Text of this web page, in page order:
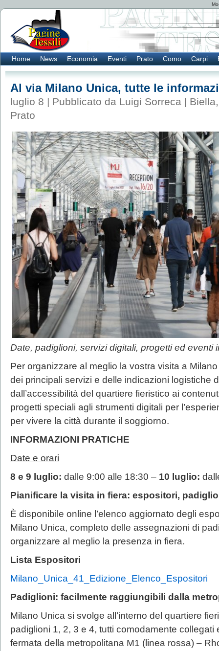
Home News Economia Eventi Prato Como Carpi
Al via Milano Unica, tutte le
luglio 8 | Pubblicato da Luigi Sorreca | Biella
Prato
Date, padiglioni, servizi digitali, progetti ed eventi
Per organizzare al meglio la vostra visita a
dei principali servizi e delle indicazioni logistiche
dall’accessibilità del quartiere fieristico ai
progetti speciali agli strumenti digitali per
per vivere la città durante il soggiorno.
INFORMAZIONI PRATICHE
Date e orari
8 e 9 luglio: dalle 9:00 alle 18:30 – 10 luglio:
Pianificare la visita in fiera: espositori,
È disponibile online l’elenco aggiornato degli
Milano Unica, completo delle assegnazioni di
organizzare al meglio la presenza in fiera.
Lista Espositori
Milano_Unica_41_Edizione_Elenco_Espositori
Padiglioni: facilmente raggiungibili dalla
Milano Unica si svolge all’interno del quartiere
padiglioni 1, 2, 3 e 4, tutti comodamente collegati
fermata della metropolitana M1 (linea rossa) –